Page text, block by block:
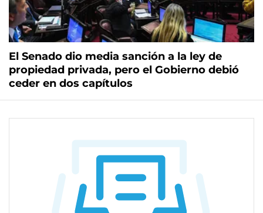
El Senado dio media sanción a la ley de
propiedad privada, pero el Gobierno debió
ceder en dos capítulos